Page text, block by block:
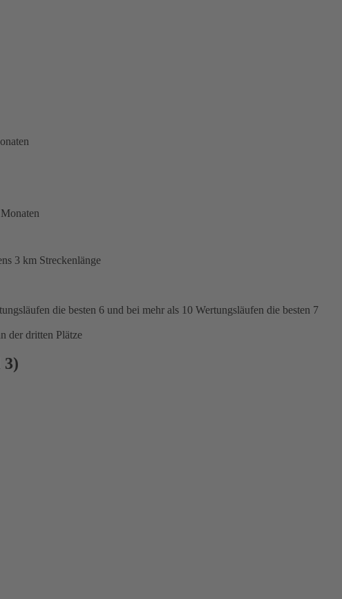
3 km Streckenlänge
die besten 6 und bei mehr als 10 Wertungsläufen die besten 7
der dritten Plätze
3)